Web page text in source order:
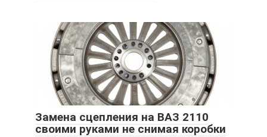
Замена сцепления на ВАЗ 2110
своими руками не снимая коробки